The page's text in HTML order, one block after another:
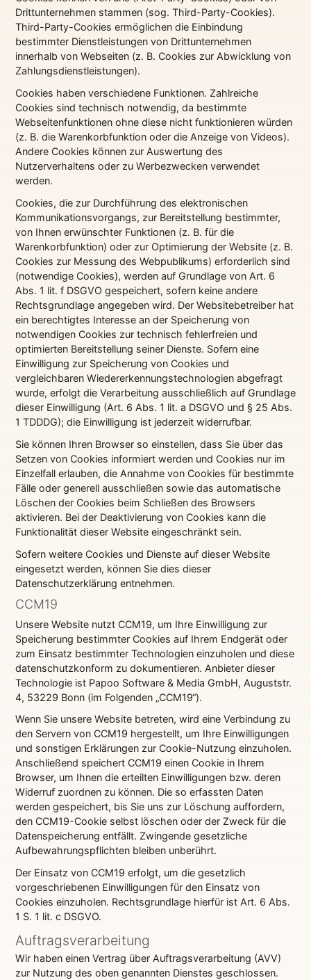
Drittunternehmen stammen (sog. Third-Party-Cookies).
Third-Party-Cookies ermöglichen die Einbindung
bestimmter Dienstleistungen von Drittunternehmen
innerhalb von Webseiten (z. B. Cookies zur Abwicklung von
Zahlungsdienstleistungen).
Cookies haben verschiedene Funktionen. Zahlreiche
Cookies sind technisch notwendig, da bestimmte
Webseitenfunktionen ohne diese nicht funktionieren würden
(z. B. die Warenkorbfunktion oder die Anzeige von Videos).
Andere Cookies können zur Auswertung des
Nutzerverhaltens oder zu Werbezwecken verwendet
werden.
Cookies, die zur Durchführung des elektronischen
Kommunikationsvorgangs, zur Bereitstellung bestimmter,
von Ihnen erwünschter Funktionen (z. B. für die
Warenkorbfunktion) oder zur Optimierung der Website (z. B.
Cookies zur Messung des Webpublikums) erforderlich sind
(notwendige Cookies), werden auf Grundlage von Art. 6
Abs. 1 lit. f DSGVO gespeichert, sofern keine andere
Rechtsgrundlage angegeben wird. Der Websitebetreiber hat
ein berechtigtes Interesse an der Speicherung von
notwendigen Cookies zur technisch fehlerfreien und
optimierten Bereitstellung seiner Dienste. Sofern eine
Einwilligung zur Speicherung von Cookies und
vergleichbaren Wiedererkennungstechnologien abgefragt
wurde, erfolgt die Verarbeitung ausschließlich auf Grundlage
dieser Einwilligung (Art. 6 Abs. 1 lit. a DSGVO und § 25 Abs.
1 TDDDG); die Einwilligung ist jederzeit widerrufbar.
Sie können Ihren Browser so einstellen, dass Sie über das
Setzen von Cookies informiert werden und Cookies nur im
Einzelfall erlauben, die Annahme von Cookies für bestimmte
Fälle oder generell ausschließen sowie das automatische
Löschen der Cookies beim Schließen des Browsers
aktivieren. Bei der Deaktivierung von Cookies kann die
Funktionalität dieser Website eingeschränkt sein.
Sofern weitere Cookies und Dienste auf dieser Website
eingesetzt werden, können Sie dies dieser
Datenschutzerklärung entnehmen.
CCM19
Unsere Website nutzt CCM19, um Ihre Einwilligung zur
Speicherung bestimmter Cookies auf Ihrem Endgerät oder
zum Einsatz bestimmter Technologien einzuholen und diese
datenschutzkonform zu dokumentieren. Anbieter dieser
Technologie ist Papoo Software & Media GmbH, Auguststr.
4, 53229 Bonn (im Folgenden „CCM19“).
Wenn Sie unsere Website betreten, wird eine Verbindung zu
den Servern von CCM19 hergestellt, um Ihre Einwilligungen
und sonstigen Erklärungen zur Cookie-Nutzung einzuholen.
Anschließend speichert CCM19 einen Cookie in Ihrem
Browser, um Ihnen die erteilten Einwilligungen bzw. deren
Widerruf zuordnen zu können. Die so erfassten Daten
werden gespeichert, bis Sie uns zur Löschung auffordern,
den CCM19-Cookie selbst löschen oder der Zweck für die
Datenspeicherung entfällt. Zwingende gesetzliche
Aufbewahrungspflichten bleiben unberührt.
Der Einsatz von CCM19 erfolgt, um die gesetzlich
vorgeschriebenen Einwilligungen für den Einsatz von
Cookies einzuholen. Rechtsgrundlage hierfür ist Art. 6 Abs.
1 S. 1 lit. c DSGVO.
Auftragsverarbeitung
Wir haben einen Vertrag über Auftragsverarbeitung (AVV)
zur Nutzung des oben genannten Dienstes geschlossen.